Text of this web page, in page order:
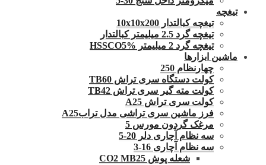
تیغچه
تیغچه کبالتدار 10x10x200
تیغچه گرد 2.5 میلیمتر کبالتدار
تیغچه گرد 2 میلیمتر HSSCO5%
ماشین ابزارها
چهارنظام 250
کولت دستگاه سری تراش TB60
کولت مته گیر سری تراش TB42
کولت سری تراش A25
فرز ماشین سری تراشی مدل ترابA25
مرغک گردون مورس 5
سه نظام آچاری دلر 20-5
سه نظام آچاری 16-3
شعله پوش CO2 MB25